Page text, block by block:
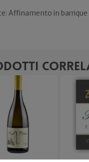
Affinamento in barrique